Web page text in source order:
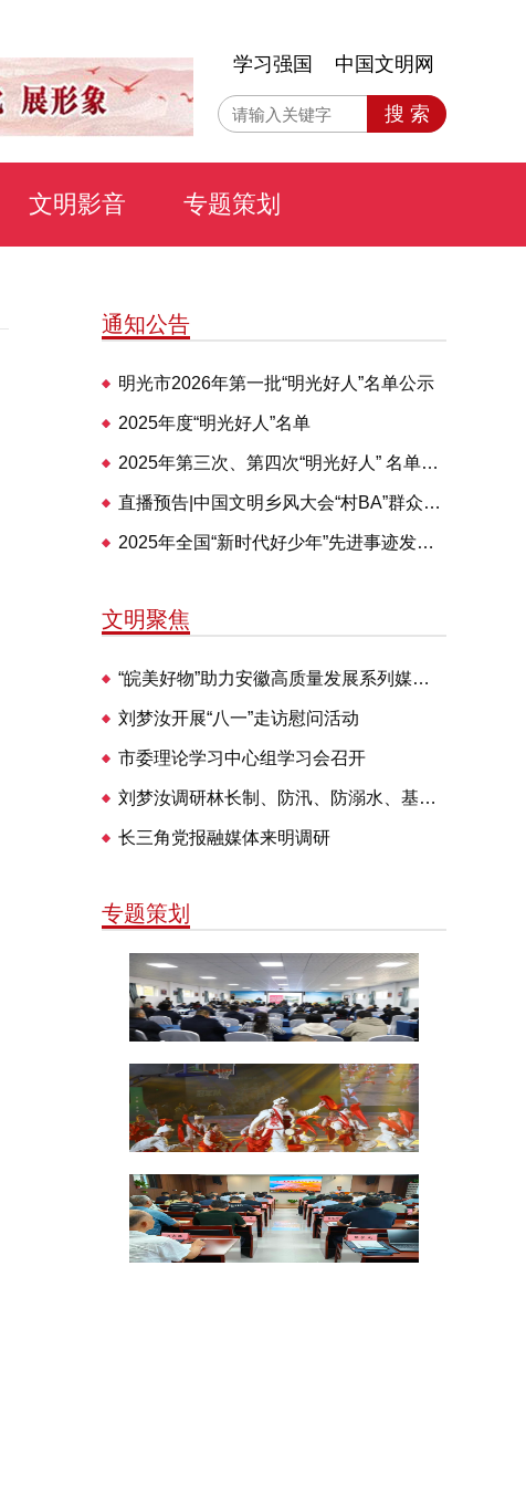
学习强国 中国文明网
搜 索
文明影音 专题策划
通知公告
明光市2026年第一批“明光好人”名单公示
2025年度“明光好人”名单
2025年第三次、第四次“明光好人” 名单公布
直播预告|中国文明乡风大会“村BA”群众体育交流活动28日举办
2025年全国“新时代好少年”先进事迹发布仪式即将播出
文明聚焦
“皖美好物”助力安徽高质量发展系列媒体见面会走进明光
刘梦汝开展“八一”走访慰问活动
市委理论学习中心组学习会召开
刘梦汝调研林长制、防汛、防溺水、基层治理等工作
长三角党报融媒体来明调研
专题策划